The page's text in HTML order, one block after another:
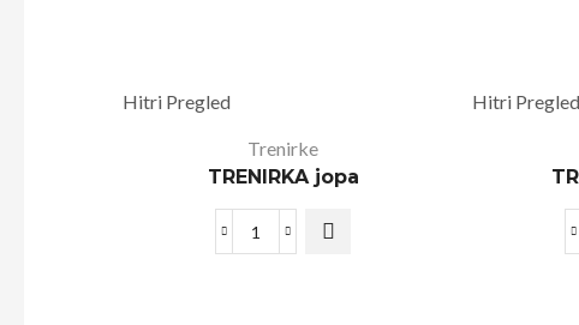
Hitri Pregled
Trenirke
TRENIRKA jopa
Hitri Pregled